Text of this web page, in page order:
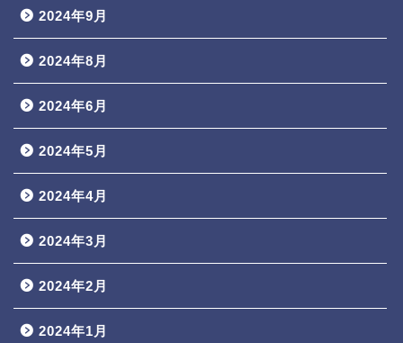
2024年9月
2024年8月
2024年6月
2024年5月
2024年4月
2024年3月
2024年2月
2024年1月